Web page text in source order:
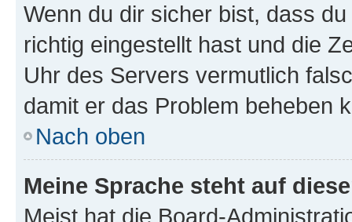
Wenn du dir sicher bist, dass
richtig eingestellt hast und die
Uhr des Servers vermutlich
damit er das Problem beheben
Nach oben
Meine Sprache steht auf
Meist hat die Board-